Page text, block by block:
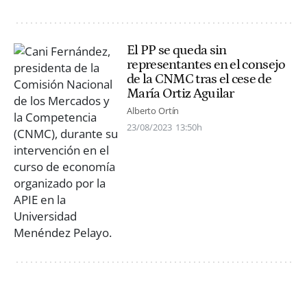
El PP se queda sin
representantes en el consejo
de la CNMC tras el cese de
María Ortiz Aguilar
Alberto Ortín
23/08/2023 13:50h